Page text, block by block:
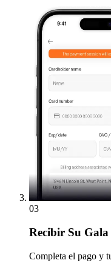
03
Recibir Su Gala
Completa el pago y